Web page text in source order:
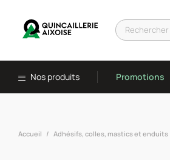
Nos produits Promotions
Accueil Adhésifs, colles, mastics et enduits